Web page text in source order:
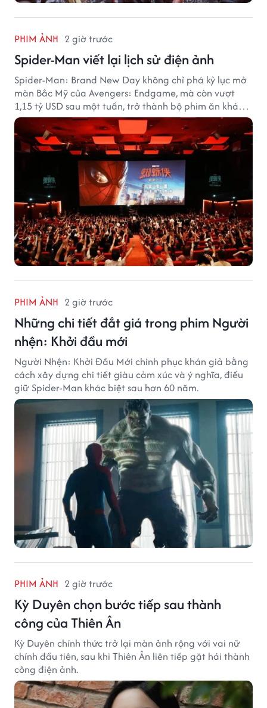
PHIM ẢNH 2 giờ trước
Spider-Man viết lại lịch sử điện ảnh
Spider-Man: Brand New Day không chỉ phá kỷ lục mở
màn Bắc Mỹ của Avengers: Endgame, mà còn vượt
1,15 tỷ USD sau một tuần, trở thành bộ phim ăn khách
nhất năm 2026.
PHIM ẢNH 2 giờ trước
Những chi tiết đắt giá trong phim Người
nhện: Khởi đầu mới
Người Nhện: Khởi Đầu Mới chinh phục khán giả bằng
cách xây dựng chi tiết giàu cảm xúc và ý nghĩa, điều
giữ Spider-Man khác biệt sau hơn 60 năm.
PHIM ẢNH 2 giờ trước
Kỳ Duyên chọn bước tiếp sau thành
công của Thiên Ân
Kỳ Duyên chính thức trở lại màn ảnh rộng với vai nữ
chính đầu tiên, sau khi Thiên Ân liên tiếp gặt hái thành
công điện ảnh.